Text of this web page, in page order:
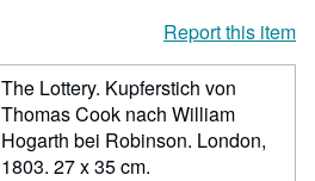
Report this item
The Lottery. Kupferstich von
Thomas Cook nach William
Hogarth bei Robinson. London,
1803. 27 x 35 cm.